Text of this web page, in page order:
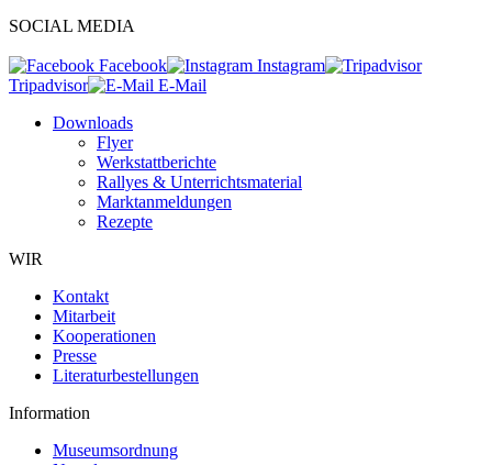
SOCIAL MEDIA
Facebook
Instagram
Tripadvisor
E-Mail
Downloads
Flyer
Werkstattberichte
Rallyes & Unterrichtsmaterial
Marktanmeldungen
Rezepte
WIR
Kontakt
Mitarbeit
Kooperationen
Presse
Literaturbestellungen
Information
Museumsordnung